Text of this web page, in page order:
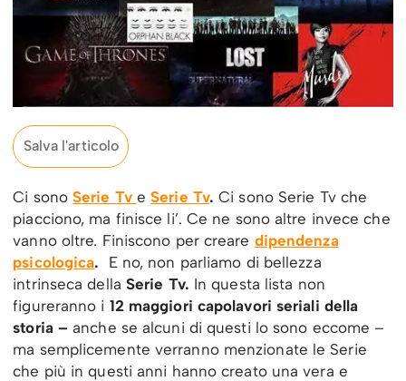
Salva l'articolo
Ci sonoSerie Tv eSerie Tv.Ci sono Serie Tv che
piacciono, ma finisce li’. Ce ne sono altre invece che
vanno oltre. Finiscono per creare dipendenza
psicologica. E no, non parliamo di bellezza
intrinseca della Serie Tv. In questa lista non
figureranno i 12 maggiori capolavori seriali della
storia –anche se alcuni di questi lo sono eccome –
ma semplicemente verranno menzionate le Serie
che più in questi anni hanno creato una vera e